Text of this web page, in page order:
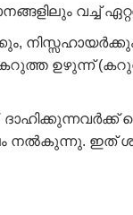
വച്ച്
ഉഴുന്ന്
നൽകുന്നു. ഇത്